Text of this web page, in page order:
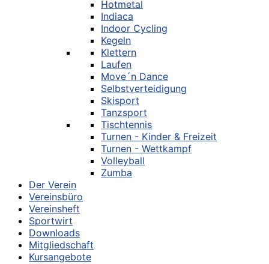
Hotmetal
Indiaca
Indoor Cycling
Kegeln
Klettern
Laufen
Move´n Dance
Selbstverteidigung
Skisport
Tanzsport
Tischtennis
Turnen - Kinder & Freizeit
Turnen - Wettkampf
Volleyball
Zumba
Der Verein
Vereinsbüro
Vereinsheft
Sportwirt
Downloads
Mitgliedschaft
Kursangebote